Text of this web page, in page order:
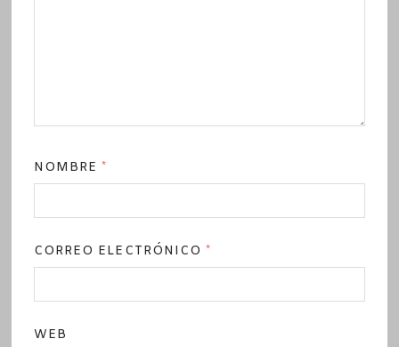
NOMBRE*
CORREO ELECTRÓNICO*
WEB